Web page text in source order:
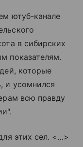
ютуб-канале
в сибирских
показателям.
которые
и усомнился
всю правду
этих сел. <…>